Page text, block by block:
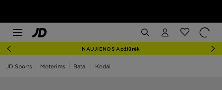
NAUJIENOS Apžiūrėk
JD Sports Moterims Batai Kedai